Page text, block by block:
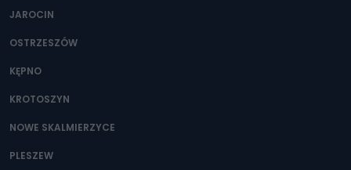
JAROCIN
OSTRZESZÓW
KĘPNO
KROTOSZYN
NOWE SKALMIERZYCE
PLESZEW